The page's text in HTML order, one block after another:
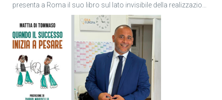
presenta a Roma il suo libro sul lato invisibile della realizzazione